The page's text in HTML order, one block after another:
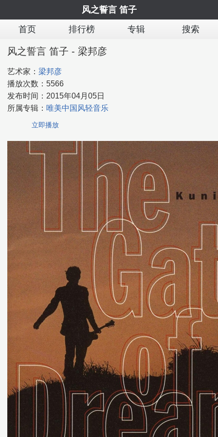
风之誓言 笛子
首页
排行榜 专辑 搜索
风之誓言 笛子 - 梁邦彦
艺术家： 梁邦彦
播放次数： 5566
发布时间： 2015年04月05日
所属专辑： 唯美中国风轻音乐
立即播放